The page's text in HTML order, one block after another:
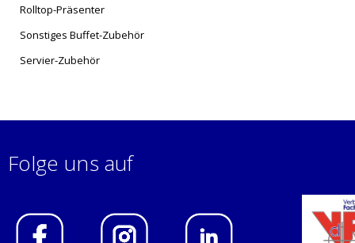
Rolltop-Präsenter
Sonstiges Buffet-Zubehör
Servier-Zubehör
Folge uns auf